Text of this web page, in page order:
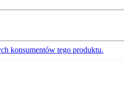
konsumentów tego produktu.